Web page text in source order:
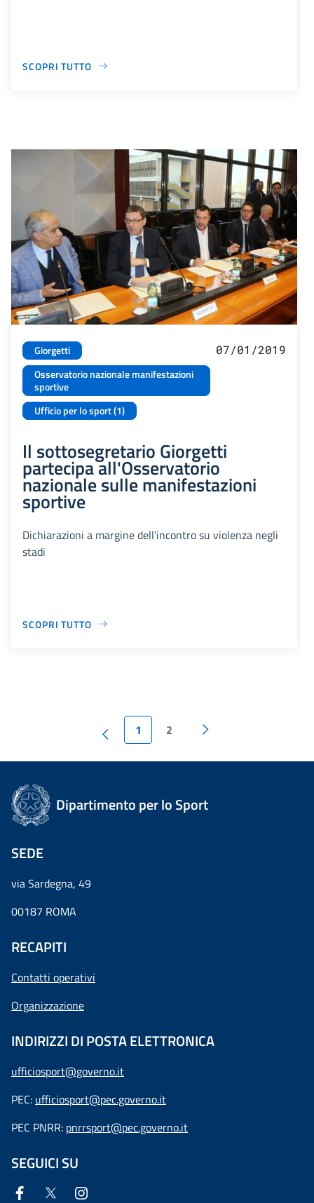
SCOPRI TUTTO
Giorgetti
Osservatorio nazionale manifestazioni
sportive
Ufficio per lo sport (1)
07/01/2019
Il sottosegretario Giorgetti
partecipa all'Osservatorio
nazionale sulle manifestazioni
sportive
Dichiarazioni a margine dell'incontro su violenza negli
stadi
SCOPRI TUTTO
1 2
Dipartimento per lo Sport
SEDE
via Sardegna, 49
00187 ROMA
RECAPITI
Contatti operativi
Organizzazione
INDIRIZZI DI POSTA ELETTRONICA
ufficiosport@governo.it
PEC: ufficiosport@pec.governo.it
PEC PNRR: pnrrsport@pec.governo.it
SEGUICI SU